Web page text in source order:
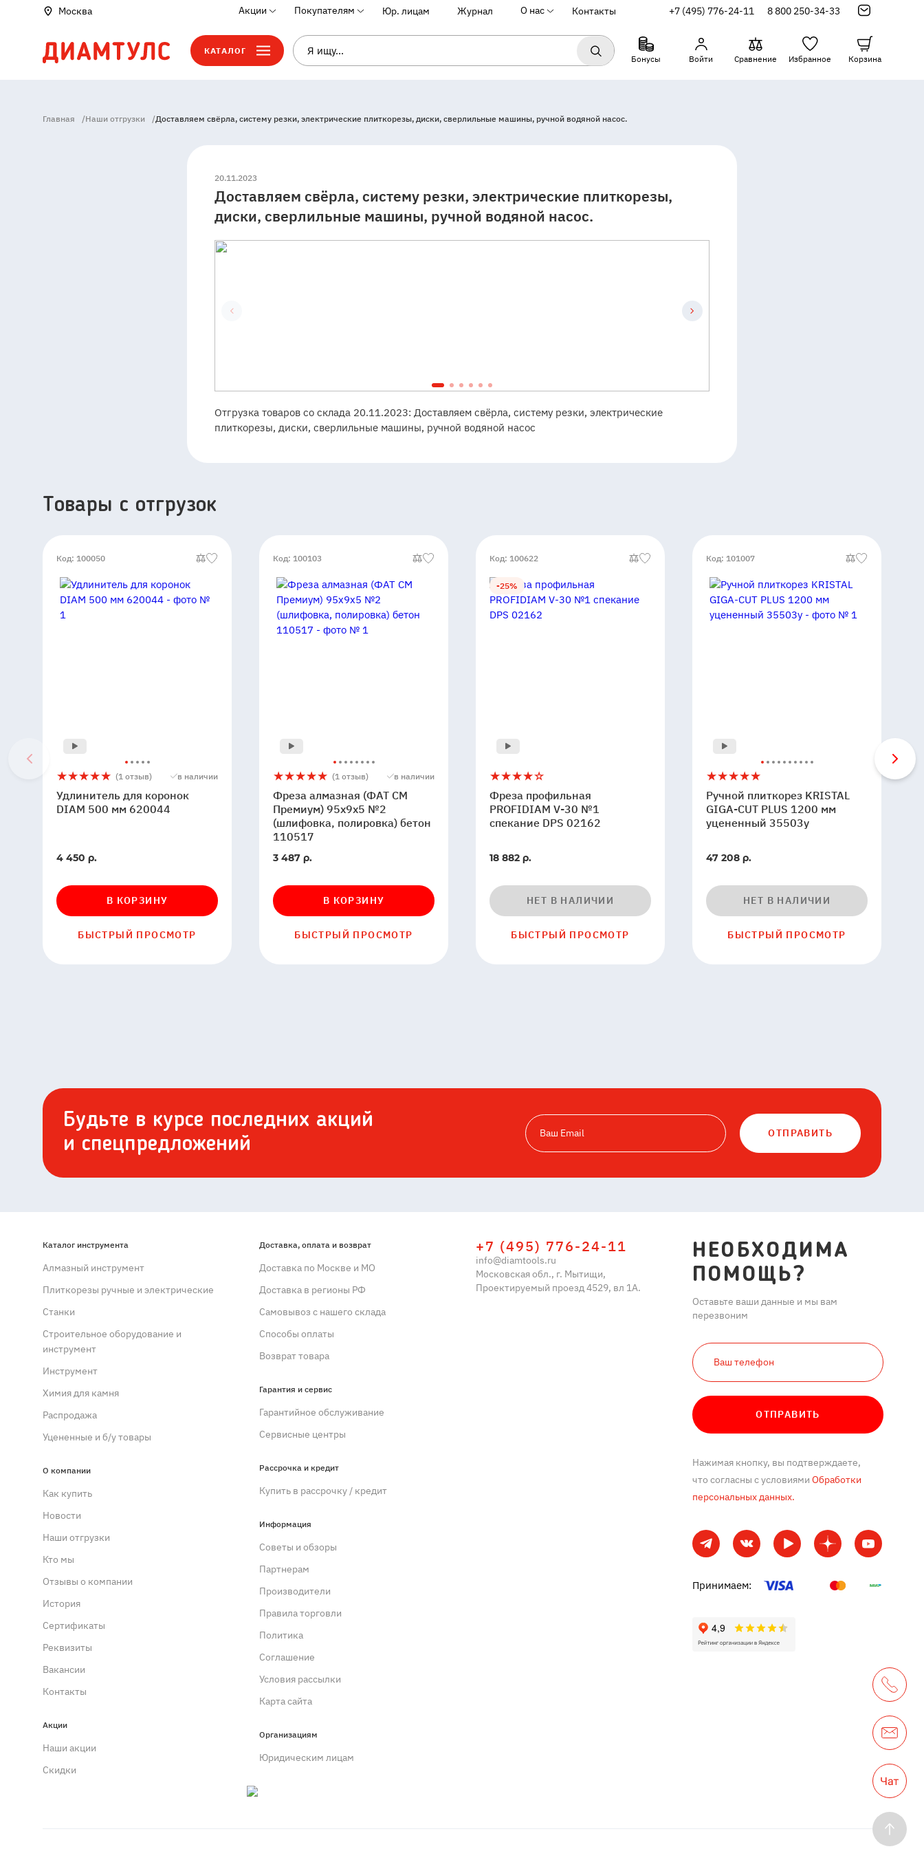
Москва Акции Покупателям Юр. лицам Журнал О нас Контакты +7 (495) 776-24-11 8 800 250-34-33
КАТАЛОГ
Бонусы Войти Сравнение Избранное Корзина
Главная /Наши отгрузки /Доставляем свёрла, систему резки, электрические плиткорезы, диски, сверлильные машины, ручной водяной насос.
20.11.2023
Доставляем свёрла, систему резки, электрические плиткорезы,
диски, сверлильные машины, ручной водяной насос.
Отгрузка товаров со склада 20.11.2023: Доставляем свёрла, систему резки, электрические
плиткорезы, диски, сверлильные машины, ручной водяной насос
Товары c отгрузок
Код: 100050
Удлинитель
для
коронок
мм
620044
5
1 (1 отзыв) в наличии
Удлинитель для коронок
DIAM 500 мм 620044
В
4 450 р.
В КОРЗИНУ
БЫСТРЫЙ ПРОСМОТР
Код: 100103
Фреза
алмазная
(ФАТ
СМ
Премиум)
95x9x5
(шлифовка,
полировка)
бетон
110517
5
1 (1 отзыв) в наличии
Фреза алмазная (ФАТ СМ
Премиум) 95x9x5 №2
(шлифовка, полировка) бетон
110517
В
3 487 р.
В КОРЗИНУ
БЫСТРЫЙ ПРОСМОТР
Код: 100622
-25%
Фреза
профильная
PROFIDIAM
V-
№1
спекание
DPS
02162
4
Фреза профильная
PROFIDIAM V-30 №1
спекание DPS 02162
18 882 р.
НЕТ В НАЛИЧИИ
БЫСТРЫЙ ПРОСМОТР
Код: 101007
Ручной
плиткорез
KRISTAL
GIGA-
PLUS
мм
уцененный
35503y
5
Ручной плиткорез KRISTAL
GIGA-CUT PLUS 1200 мм
уцененный 35503y
47 208 р.
НЕТ В НАЛИЧИИ
БЫСТРЫЙ ПРОСМОТР
Будьте в курсе последних акций
и спецпредложений
ОТПРАВИТЬ
Каталог инструмента
Алмазный инструмент
Плиткорезы ручные и электрические
Станки
Строительное оборудование и
инструмент
Инструмент
Химия для камня
Распродажа
Уцененные и б/у товары
О компании
Как купить
Новости
Наши отгрузки
Кто мы
Отзывы о компании
История
Сертификаты
Реквизиты
Вакансии
Контакты
Акции
Наши акции
Скидки
Доставка, оплата и возврат
Доставка по Москве и МО
Доставка в регионы РФ
Самовывоз с нашего склада
Способы оплаты
Возврат товара
Гарантия и сервис
Гарантийное обслуживание
Сервисные центры
Рассрочка и кредит
Купить в рассрочку / кредит
Информация
Советы и обзоры
Партнерам
Производители
Правила торговли
Политика
Cоглашение
Условия рассылки
Карта сайта
Организациям
Юридическим лицам
+7 (495) 776-24-11
info@diamtools.ru
Московская обл., г. Мытищи,
Проектируемый проезд 4529, вл 1А.
НЕОБХОДИМА
ПОМОЩЬ?
Оставьте ваши данные и мы вам
перезвоним
ОТПРАВИТЬ
Нажимая кнопку, вы подтверждаете,
что согласны с условиями Обработки
персональных данных.
Принимаем: